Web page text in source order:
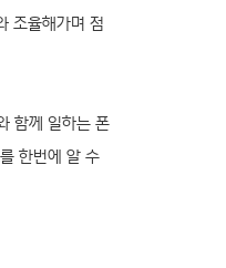
조율해가며 점
함께 일하는 폰
한번에 알 수